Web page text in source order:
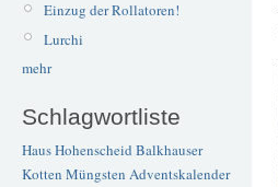
Einzug der Rollatoren!
Lurchi
mehr
Schlagwortliste
Haus Hohenscheid Balkhauser
Kotten Müngsten Adventskalender